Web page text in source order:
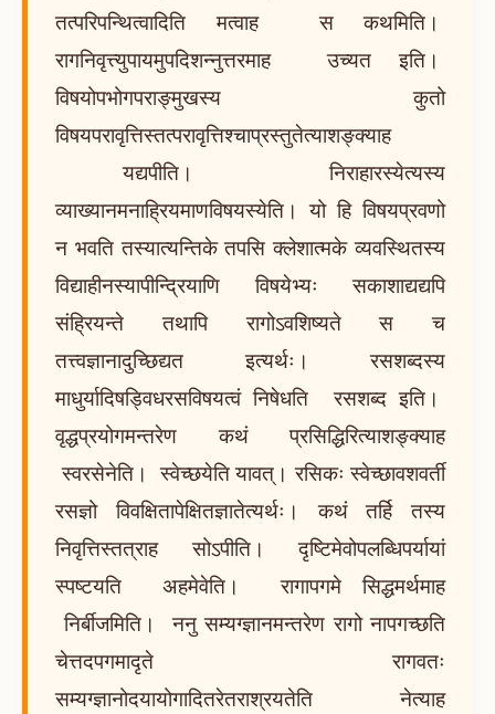
तत्परिपन्थित्वादिति मत्वाह स कथमिति।
रागनिवृत्त्युपायमुपदिशन्नुत्तरमाह उच्यत इति।
विषयोपभोगपराङ्मुखस्य कुतो
विषयपरावृत्तिस्तत्परावृत्तिश्चाप्रस्तुतेत्याशङ्क्याह
यद्यपीति। निराहारस्येत्यस्य
व्याख्यानमनाह्रियमाणविषयस्येति। यो हि विषयप्रवणो
न भवति तस्यात्यन्तिके तपसि क्लेशात्मके व्यवस्थितस्य
विद्याहीनस्यापीन्द्रियाणि विषयेभ्यः सकाशाद्यद्यपि
संह्रियन्ते तथापि रागोऽवशिष्यते स च
तत्त्वज्ञानादुच्छिद्यत इत्यर्थः। रसशब्दस्य
माधुर्यादिषड्विधरसविषयत्वं निषेधति रसशब्द इति।
वृद्धप्रयोगमन्तरेण कथं प्रसिद्धिरित्याशङ्क्याह
स्वरसेनेति। स्वेच्छयेति यावत्। रसिकः स्वेच्छावशवर्ती
रसज्ञो विवक्षितापेक्षितज्ञातेत्यर्थः। कथं तर्हि तस्य
निवृत्तिस्तत्राह सोऽपीति। दृष्टिमेवोपलब्धिपर्यायां
स्पष्टयति अहमेवेति। रागापगमे सिद्धमर्थमाह
निर्बीजमिति। ननु सम्यग्ज्ञानमन्तरेण रागो नापगच्छति
चेत्तदपगमादृते रागवतः
सम्यग्ज्ञानोदयायोगादितरेतराश्रयतेति नेत्याह